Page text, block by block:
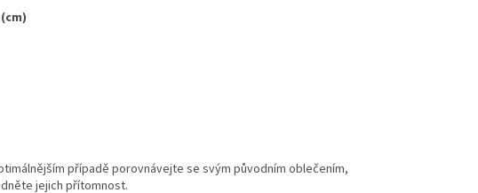
případě porovnávejte se svým původním oblečením,
jejich přítomnost.